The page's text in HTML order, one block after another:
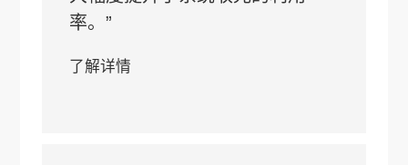
率。”
了解详情